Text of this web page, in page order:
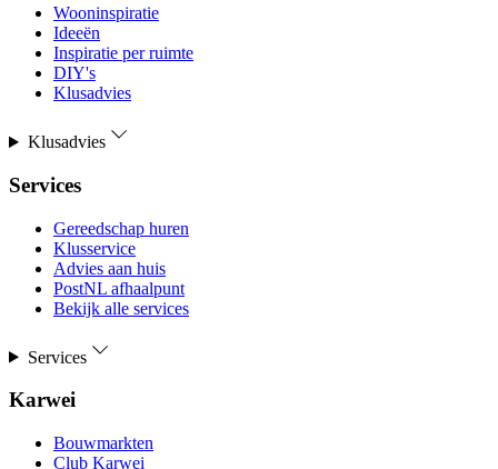
Wooninspiratie
Ideeën
Inspiratie per ruimte
DIY's
Klusadvies
Klusadvies
Services
Gereedschap huren
Klusservice
Advies aan huis
PostNL afhaalpunt
Bekijk alle services
Services
Karwei
Bouwmarkten
Club Karwei